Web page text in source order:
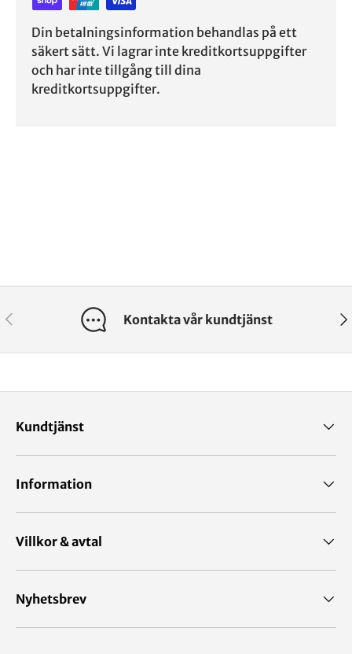
Din betalningsinformation behandlas på ett
säkert sätt. Vi lagrar inte kreditkortsuppgifter
och har inte tillgång till dina
kreditkortsuppgifter.
Kontakta vår kundtjänst
Kundtjänst
Information
Villkor & avtal
Nyhetsbrev